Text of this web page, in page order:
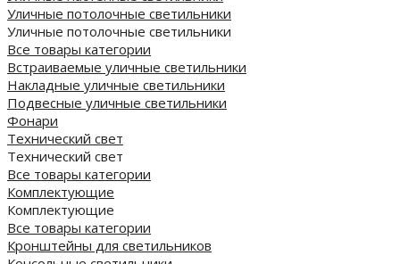
Уличные потолочные светильники
Уличные потолочные светильники
Все товары категории
Встраиваемые уличные светильники
Накладные уличные светильники
Подвесные уличные светильники
Фонари
Технический свет
Технический свет
Все товары категории
Комплектующие
Комплектующие
Все товары категории
Кронштейны для светильников